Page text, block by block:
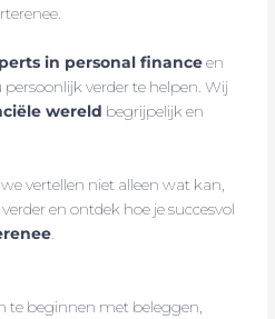
in personal financeen
verder te helpen. Wij
wereld begrijpelijk en
vertellen niet alleen wat kan,
en ontdek hoe je succesvol
te beginnen met beleggen,